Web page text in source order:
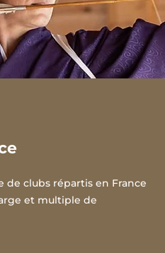
de clubs répartis en France
et multiple de